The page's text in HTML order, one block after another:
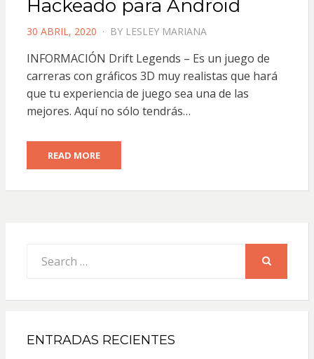
Hackeado para Android
POSTED
30 ABRIL, 2020 BY LESLEY MARIANA
INFORMACIÓN Drift Legends – Es un juego de
carreras con gráficos 3D muy realistas que hará
que tu experiencia de juego sea una de las
mejores. Aquí no sólo tendrás…
READ MORE
for:
ENTRADAS RECIENTES